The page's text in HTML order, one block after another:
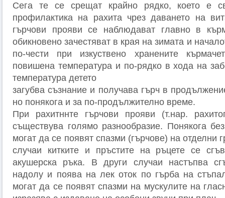
Сега те се срещат крайно рядко, което е
профилактика на рахита чрез даването на
гърчови прояви се наблюдават главно в
обикновено зачестяват в края на зимата и
по-чести при изкуствено хранените
повишена температура и по-рядко в хода на
температура детето
загубва съзнание и получава гърч в
но понякога и за по-продължително време.
При рахитннте гърчови прояви (т.нар.
съществува голямо разнообразие. Понякога
могат да се появят спазми (гърчове) на отделни
случаи китките и пръстите на ръцете се
акушерска ръка. В други случаи настъпва
надолу и поява на лек оток по гърба на
могат да се появят спазми на мускулите на